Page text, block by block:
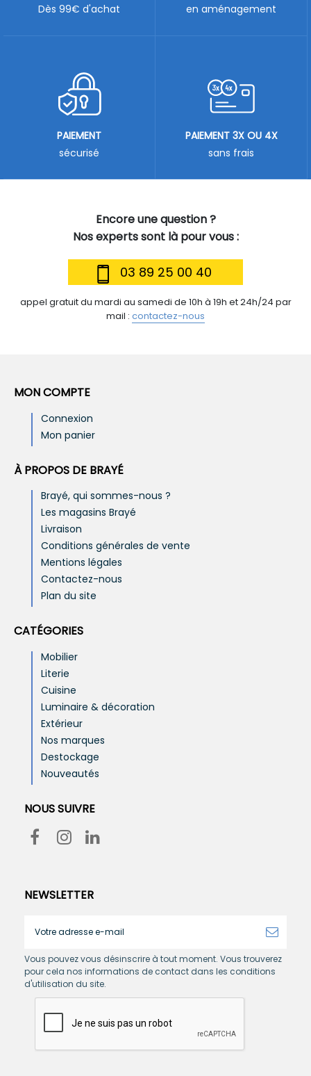
Encore une question ?
Nos experts sont là pour vous :
03 89 25 00 40
appel gratuit du mardi au samedi de 10h à 19h et 24h/24 par
mail : contactez-nous
Dès 99€ d'achat
en aménagement
PAIEMENT
sécurisé
PAIEMENT 3X OU 4X
sans frais
MON COMPTE
Connexion
Mon panier
À PROPOS DE BRAYÉ
Brayé, qui sommes-nous ?
Les magasins Brayé
Livraison
Conditions générales de vente
Mentions légales
Contactez-nous
Plan du site
CATÉGORIES
Mobilier
Literie
Cuisine
Luminaire & décoration
Extérieur
Nos marques
Destockage
Nouveautés
NOUS SUIVRE
NEWSLETTER
Vous pouvez vous désinscrire à tout moment. Vous trouverez
pour cela nos informations de contact dans les conditions
d'utilisation du site.